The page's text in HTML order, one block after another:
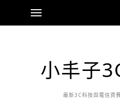
小丰子
最新3C科技與電信資